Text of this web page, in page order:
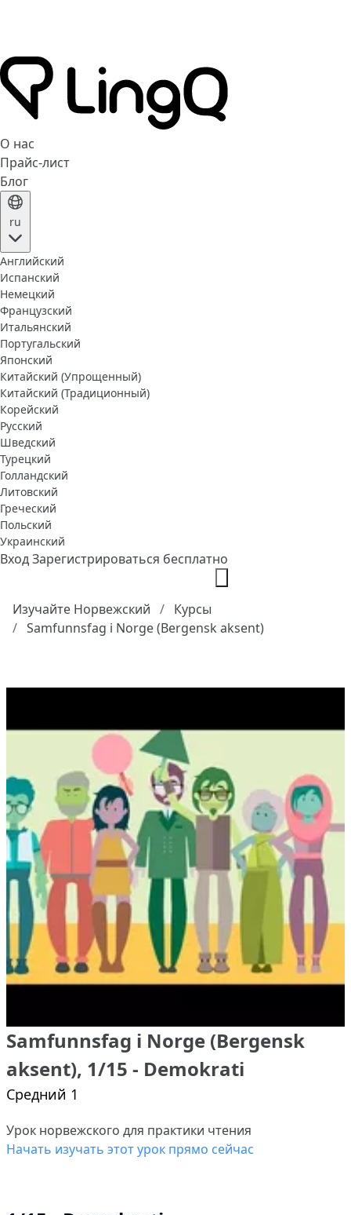
О нас
Прайс-лист
Блог
ru
Английский
Испанский
Немецкий
Французский
Итальянский
Португальский
Японский
Китайский (Упрощенный)
Китайский (Традиционный)
Корейский
Русский
Шведский
Турецкий
Голландский
Литовский
Греческий
Польский
Украинский
ВходЗарегистрироваться бесплатно
Изучайте Норвежский
Курсы
Samfunnsfag i Norge (Bergensk aksent)
Samfunnsfag i Norge (Bergensk
aksent), 1/15 - Demokrati
Средний 1
Урок норвежского для практики чтения
Начать изучать этот урок прямо сейчас